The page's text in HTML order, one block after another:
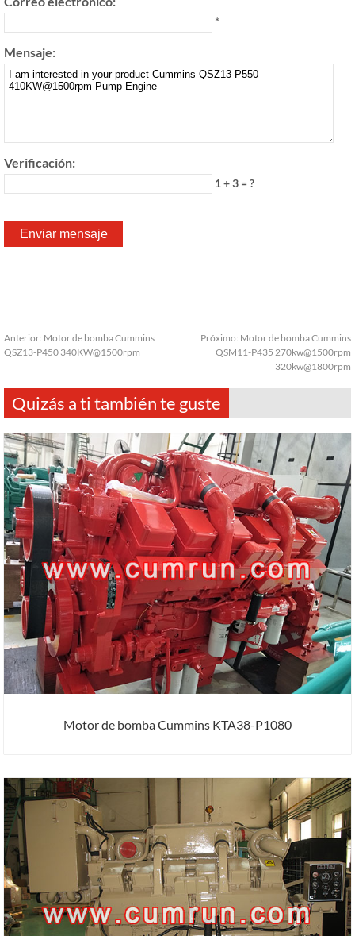
*
Mensaje:
Verificación:
1 + 3 = ?
Anterior: Motor de bomba Cummins
QSZ13-P450 340KW@1500rpm
Próximo: Motor de bomba Cummins
QSM11-P435 270kw@1500rpm
320kw@1800rpm
Quizás a ti también te guste
Motor de bomba Cummins KTA38-P1080